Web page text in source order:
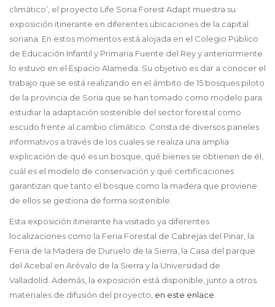
climático’, el proyecto Life Soria Forest Adapt muestra su
exposición itinerante en diferentes ubicaciones de la capital
soriana. En estos momentos está alojada en el Colegio Público
de Educación Infantil y Primaria Fuente del Rey y anteriormente
lo estuvo en el Espacio Alameda. Su objetivo es dar a conocer el
trabajo que se está realizando en el ámbito de 15 bosques piloto
de la provincia de Soria que se han tomado como modelo para
estudiar la adaptación sostenible del sector forestal como
escudo frente al cambio climático. Consta de diversos paneles
informativos a través de los cuales se realiza una amplia
explicación de qué es un bosque, qué bienes se obtienen de él,
cuál es el modelo de conservación y qué certificaciones
garantizan que tanto el bosque como la madera que proviene
de ellos se gestiona de forma sostenible.
Esta exposición itinerante ha visitado ya diferentes
localizaciones como la Feria Forestal de Cabrejas del Pinar, la
Feria de la Madera de Duruelo de la Sierra, la Casa del parque
del Acebal en Arévalo de la Sierra y la Universidad de
Valladolid. Además, la exposición está disponible, junto a otros
materiales de difusión del proyecto, en este enlace